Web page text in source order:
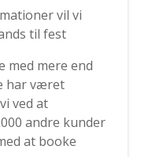
vil vi
til fest
med mere end
har været
ved at
andre kunder
at booke